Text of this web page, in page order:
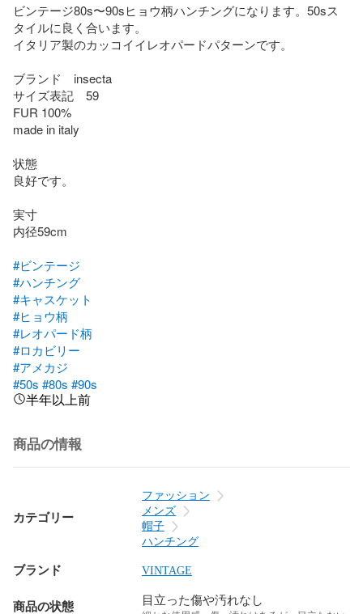
ビンテージ80s〜90sヒョウ柄ハンチングになります。50sス
タイルに良く合います。
イタリア製のカッコイイレオパードパターンです。
ブランド　insecta
サイズ表記　59
FUR 100%
made in italy
状態
良好です。
実寸
内径59cm
#ビンテージ
#ハンチング
#キャスケット
#ヒョウ柄
#レオパード柄
#ロカビリー
#アメカジ
#50s #80s #90s
半年以上前
商品の情報
カテゴリー
ファッション
メンズ
帽子
ハンチング
ブランド VINTAGE
商品の状態 目立った傷や汚れなし